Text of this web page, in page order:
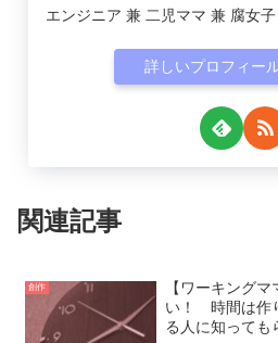
エンジニア 兼 二児ママ 兼 腐女子
詳しいプロフィー
関連記事
創作
【ワーキング
い！ 時間は作
る人に知っても